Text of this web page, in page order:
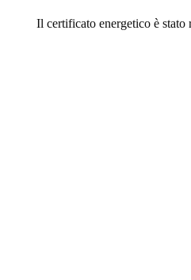
Il certificato energetico è stato